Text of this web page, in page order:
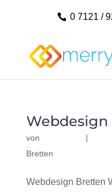
0 7121 /
von |
Bretten
Webdesign Bretten